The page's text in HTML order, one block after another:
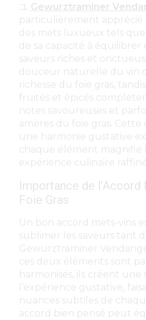
ユ Gewurztraminer
particulièrement
des mets luxueux tels que
de sa capacité à équilibrer
saveurs riches et
douceur naturelle du vin
richesse du foie gras,
fruités et épicés
notes savoureuses et
amères du foie gras. Cette
une harmonie gustative
chaque élément magnifie
expérience culinaire
Importance de
Foie Gras
Un bon accord mets-vins
sublimer les saveurs tant
Gewurztraminer
ces deux éléments sont
harmonisés, ils créent
l’expérience gustative,
nuances subtiles de
accord bien pensé peut